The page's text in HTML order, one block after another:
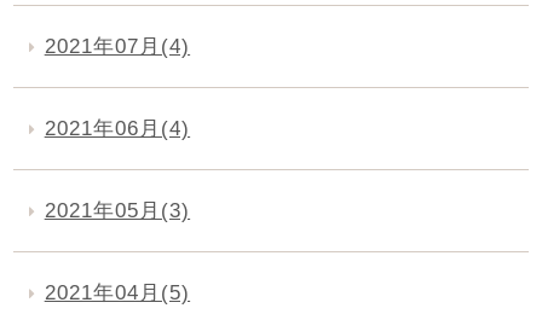
2021年07月(4)
2021年06月(4)
2021年05月(3)
2021年04月(5)